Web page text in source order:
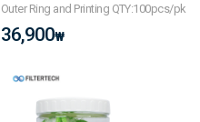
Outer Ring and Printing QTY:100pcs/pk
36,900₩